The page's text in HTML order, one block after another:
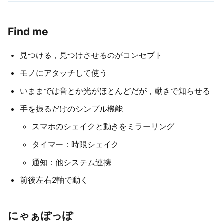
Find me
見つける，見つけさせるのがコンセプト
モノにアタッチして使う
いままでは音とか光がほとんどだが，動きで知らせる
手を振るだけのシンプル機能
スマホのシェイクと動きをミラーリング
タイマー：時限シェイク
通知：他システム連携
前後左右2軸で動く
にゃぁぽっぽ